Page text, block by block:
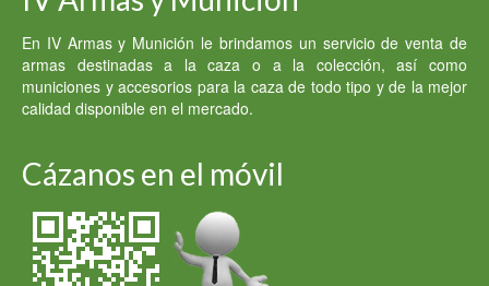
En IV Armas y Munición le brindamos un servicio de venta de
armas destinadas a la caza o a la colección, así como
municiones y accesorios para la caza de todo tipo y de la mejor
calidad disponible en el mercado.
Cázanos en el móvil